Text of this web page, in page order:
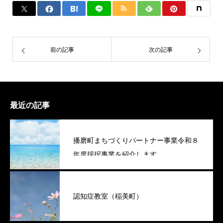
前の記事 次の記事
最近の記事
播磨町まちづくりパートナー事業令和８
年度採択事業を紹介します
認知症教室（稲美町）